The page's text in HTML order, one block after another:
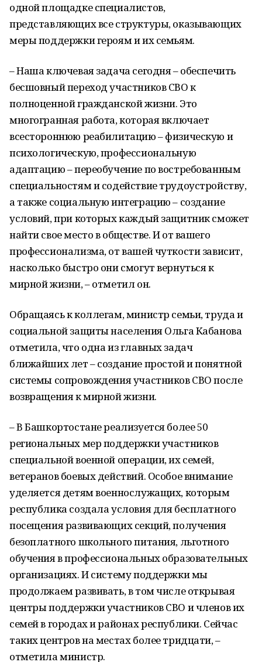
одной площадке специалистов,
представляющих все структуры, оказывающих
меры поддержки героям и их семьям.
– Наша ключевая задача сегодня – обеспечить
бесшовный переход участников СВО к
полноценной гражданской жизни. Это
многогранная работа, которая включает
всестороннюю реабилитацию – физическую и
психологическую, профессиональную
адаптацию – переобучение по востребованным
специальностям и содействие трудоустройству,
а также социальную интеграцию – создание
условий, при которых каждый защитник сможет
найти свое место в обществе. И от вашего
профессионализма, от вашей чуткости зависит,
насколько быстро они смогут вернуться к
мирной жизни, – отметил он.
Обращаясь к коллегам, министр семьи, труда и
социальной защиты населения Ольга Кабанова
отметила, что одна из главных задач
ближайших лет – создание простой и понятной
системы сопровождения участников СВО после
возвращения к мирной жизни.
– В Башкортостане реализуется более 50
региональных мер поддержки участников
специальной военной операции, их семей,
ветеранов боевых действий. Особое внимание
уделяется детям военнослужащих, которым
республика создала условия для бесплатного
посещения развивающих секций, получения
безоплатного школьного питания, льготного
обучения в профессиональных образовательных
организациях. И систему поддержки мы
продолжаем развивать, в том числе открывая
центры поддержки участников СВО и членов их
семей в городах и районах республики. Сейчас
таких центров на местах более тридцати, –
отметила министр.